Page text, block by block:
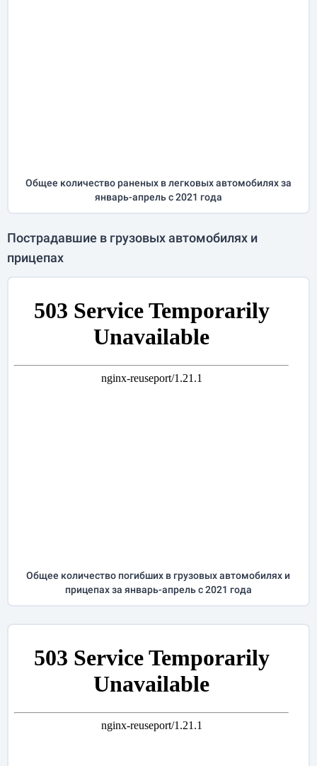
Общее количество раненых в легковых автомобилях за
январь-апрельс 2021 года
Пострадавшие в грузовых автомобилях и
прицепах
Общее количество погибших в грузовых автомобилях и
прицепах за январь-апрельс 2021 года